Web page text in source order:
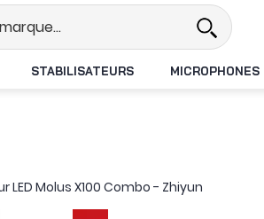
STABILISATEURS MICROPHONES
LED Molus X100 Combo - Zhiyun